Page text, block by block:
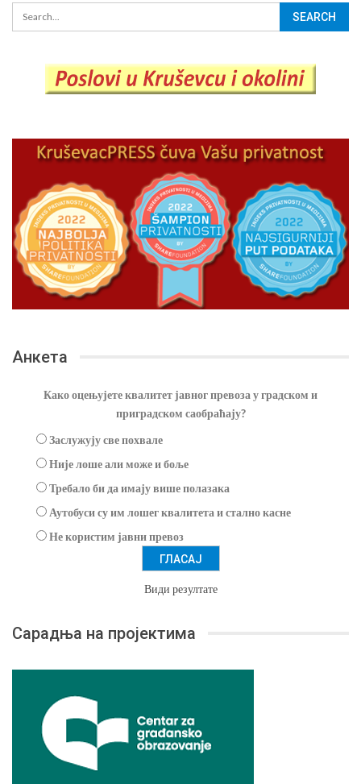
Анкета
Како оцењујете квалитет јавног превоза у градском и
приградском саобраћају?
Заслужују све похвале
Није лоше али може и боље
Требало би да имају више полазака
Аутобуси су им лошег квалитета и стално касне
Не користим јавни превоз
Види резултате
Сарадња на пројектима